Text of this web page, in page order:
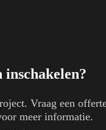
inschakelen?
Vraag een
meer informatie.